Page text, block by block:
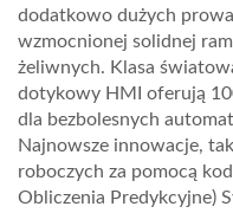
dodatkowo dużych
wzmocnionej solidnej
żeliwnych. Klasa
dotykowy HMI oferują
dla bezbolesnych
Najnowsze innowacje,
roboczych za pomocą
Obliczenia Predykcyjne)